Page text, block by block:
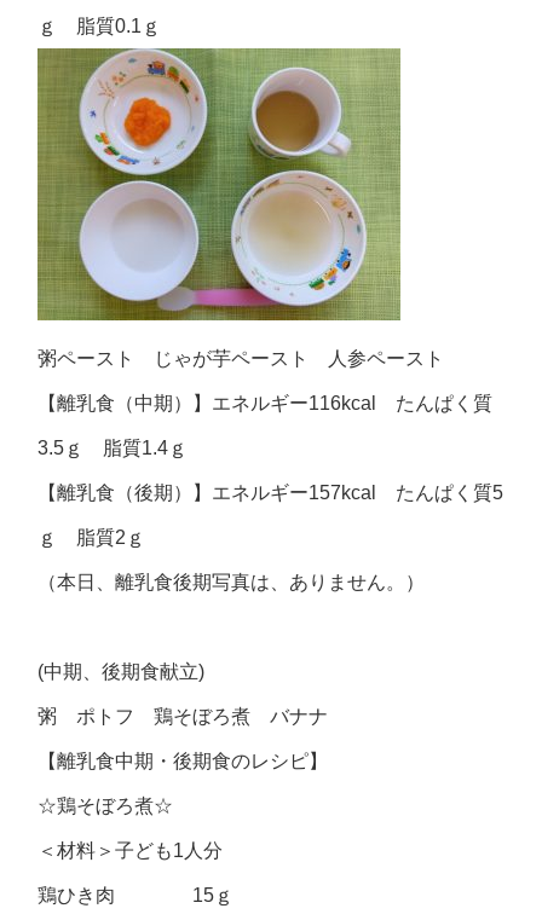
ｇ 脂質0.1ｇ
粥ペースト じゃが芋ペースト 人参ペースト
【離乳食（中期）】エネルギー116kcal たんぱく質
3.5ｇ 脂質1.4ｇ
【離乳食（後期）】エネルギー157kcal たんぱく質5
ｇ 脂質2ｇ
（本日、離乳食後期写真は、ありません。）
(中期、後期食献立)
粥 ポトフ 鶏そぼろ煮 バナナ
【離乳食中期・後期食のレシピ】
☆鶏そぼろ煮☆
＜材料＞子ども1人分
鶏ひき肉 15ｇ